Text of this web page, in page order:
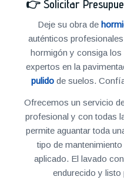
👉 Solicitar
Deje su obra de
auténticos
hormigón y consiga
expertos en la
pulido de suelos.
Ofrecemos un servicio
profesional y con todas
permite aguantar toda
tipo de
aplicado. El lavado
endurecido y listo